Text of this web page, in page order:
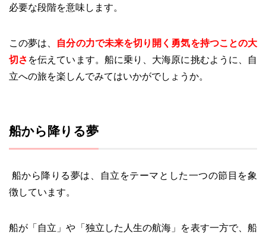
必要な段階を意味します。
この夢は、 自分の力で未来を切り開く勇気を持つことの大
切さ を伝えています。船に乗り、大海原に挑むように、自
立への旅を楽しんでみてはいかがでしょうか。
船から降りる夢
船から降りる夢は、自立をテーマとした一つの節目を象
徴しています。
船が「自立」や「独立した人生の航海」を表す一方で、船